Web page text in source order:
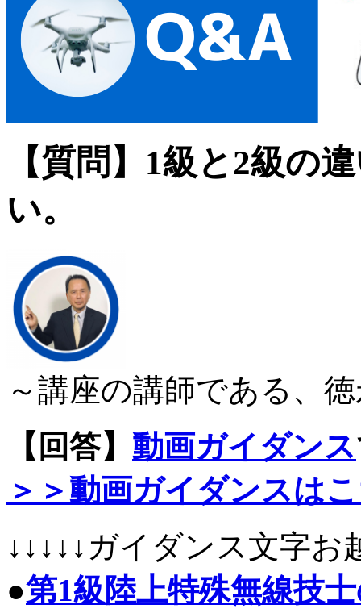
【質問】1級と2級の
い。
～講座の講師である、
【回答】 動画ガイダンス
＞＞動画ガイダンスは
↓↓↓↓↓ガイダンス文字お
●第1級陸上特殊無線技